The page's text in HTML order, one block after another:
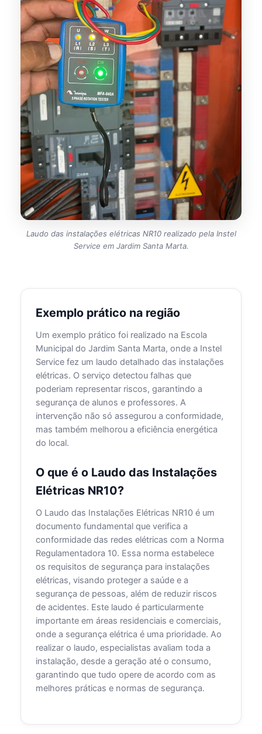
Laudo das instalações elétricas NR10 realizado pela Instel
Service em Jardim Santa Marta.
Exemplo prático na região
Um exemplo prático foi realizado na Escola
Municipal do Jardim Santa Marta, onde a Instel
Service fez um laudo detalhado das instalações
elétricas. O serviço detectou falhas que
poderiam representar riscos, garantindo a
segurança de alunos e professores. A
intervenção não só assegurou a conformidade,
mas também melhorou a eficiência energética
do local.
O que é o Laudo das Instalações
Elétricas NR10?
O Laudo das Instalações Elétricas NR10 é um
documento fundamental que verifica a
conformidade das redes elétricas com a Norma
Regulamentadora 10. Essa norma estabelece
os requisitos de segurança para instalações
elétricas, visando proteger a saúde e a
segurança de pessoas, além de reduzir riscos
de acidentes. Este laudo é particularmente
importante em áreas residenciais e comerciais,
onde a segurança elétrica é uma prioridade. Ao
realizar o laudo, especialistas avaliam toda a
instalação, desde a geração até o consumo,
garantindo que tudo opere de acordo com as
melhores práticas e normas de segurança.